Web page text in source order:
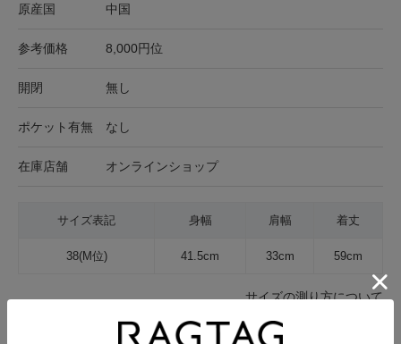
原産国 中国
参考価格 8,000円位
開閉 無し
ポケット有無 なし
在庫店舗 オンラインショップ
サイズ表記 身幅 肩幅 着丈
38(M位) 41.5cm 33cm 59cm
サイズの測り方について